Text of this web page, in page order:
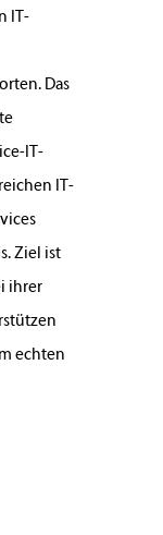
IT-
Das
IT-
IT-
Ziel ist
ihrer
echten